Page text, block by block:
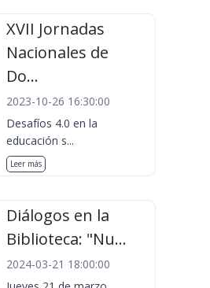
XVII Jornadas
Nacionales de
Do...
2023-10-26 16:30:00
Desafíos 4.0 en la
educación s...
Leer más
Diálogos en la
Biblioteca: "Nu...
2024-03-21 18:00:00